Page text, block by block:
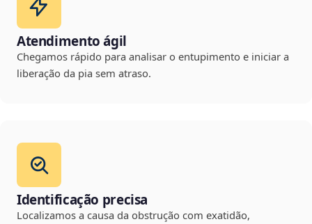
Atendimento ágil
Chegamos rápido para analisar o entupimento e iniciar a
liberação da pia sem atraso.
Identificação precisa
Localizamos a causa da obstrução com exatidão,